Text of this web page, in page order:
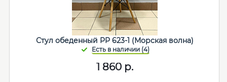
Стул обеденный PP 623-1 (Морская волна)
1 860р.